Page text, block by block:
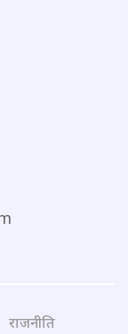
राजनीति